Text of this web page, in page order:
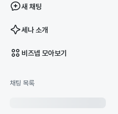
새 채팅
세나 소개
비즈넵 모아보기
채팅 목록